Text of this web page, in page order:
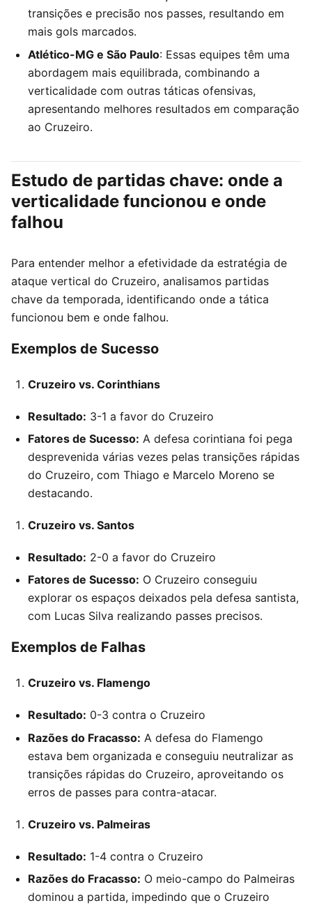
transições e precisão nos passes, resultando em
mais gols marcados.
Atlético-MG e São Paulo: Essas equipes têm uma
abordagem mais equilibrada, combinando a
verticalidade com outras táticas ofensivas,
apresentando melhores resultados em comparação
ao Cruzeiro.
Estudo de partidas chave: onde a
verticalidade funcionou e onde
falhou
Para entender melhor a efetividade da estratégia de
ataque vertical do Cruzeiro, analisamos partidas
chave da temporada, identificando onde a tática
funcionou bem e onde falhou.
Exemplos de Sucesso
Cruzeiro vs. Corinthians
Resultado: 3-1 a favor do Cruzeiro
Fatores de Sucesso: A defesa corintiana foi pega
desprevenida várias vezes pelas transições rápidas
do Cruzeiro, com Thiago e Marcelo Moreno se
destacando.
Cruzeiro vs. Santos
Resultado: 2-0 a favor do Cruzeiro
Fatores de Sucesso: O Cruzeiro conseguiu
explorar os espaços deixados pela defesa santista,
com Lucas Silva realizando passes precisos.
Exemplos de Falhas
Cruzeiro vs. Flamengo
Resultado: 0-3 contra o Cruzeiro
Razões do Fracasso: A defesa do Flamengo
estava bem organizada e conseguiu neutralizar as
transições rápidas do Cruzeiro, aproveitando os
erros de passes para contra-atacar.
Cruzeiro vs. Palmeiras
Resultado: 1-4 contra o Cruzeiro
Razões do Fracasso: O meio-campo do Palmeiras
dominou a partida, impedindo que o Cruzeiro